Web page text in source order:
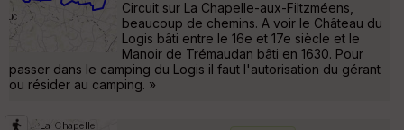
Circuit sur La Chapelle-aux-Filtzméens,
beaucoup de chemins. A voir le Château du
Logis bâti entre le 16e et 17e siècle et le
Manoir de Trémaudan bâti en 1630. Pour
passer dans le camping du Logis il faut l'autorisation du gérant
ou résider au camping. »